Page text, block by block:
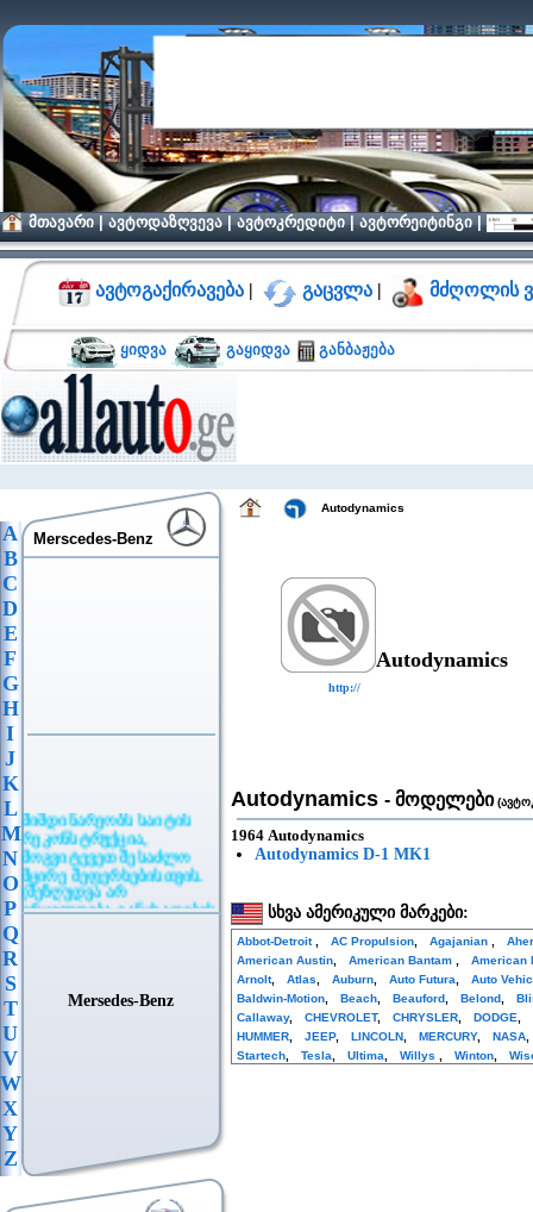
მთავარი|ავტოდაზღვევა|ავტოკრედიტი|ავტორეიტინგი|
ავტოგაქირავება | გაცვლა | მძღოლის
ყიდვა გაყიდვა განბაჟება
A
B
C
D
E
F
G
H
I
J
K
L
M
N
O
P
Q
R
S
T
U
V
W
X
Y
Z
Merscedes-Benz
მიმდინარეობს საიტის
რეკონსტრუქცია,
მოგვიტევეთ შესაძლო
მცირე შეფერხებისთვის.
(შეზღუდვა არ
ვრცელდება განცხადების
Mersedes-Benz
Autodynamics
Autodynamics
http://
Autodynamics - მოდელები
1964 Autodynamics
Autodynamics D-1 MK1
სხვა ამერიკული მარკები:
Abbot-Detroit AC Propulsion Agajanian
American Austin
American Bantam
American
Arnolt, Atlas Auburn Auto Futura
Auto
Baldwin-Motion
Beach Beauford Belond
Callaway, CHEVROLET, CHRYSLER DODGE
HUMMER
JEEP, LINCOLN MERCURY, NASA
Startech
Tesla Ultima Willys Winton